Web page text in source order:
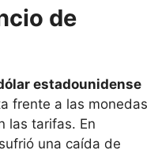
de
estadounidense
frente a las monedas
las tarifas. En
sufrió una caída de